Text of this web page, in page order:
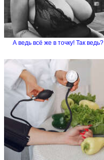
А ведь всё же в точку! Так ведь?